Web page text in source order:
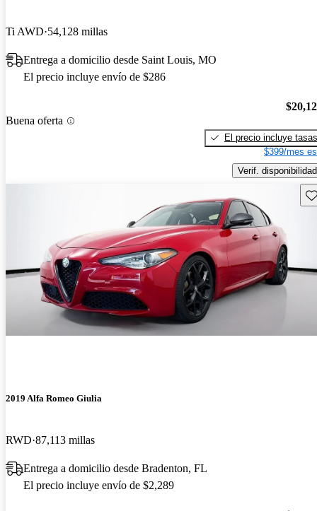
Ti AWD 54,128 millas
Entrega a domicilio desde Saint Louis, MO
El precio incluye envío de $286
Buena oferta
El precio incluye tasas
$399/mes
Verif. disponibilidad
2019 Alfa Romeo Giulia
RWD 87,113 millas
Entrega a domicilio desde Bradenton, FL
El precio incluye envío de $2,289